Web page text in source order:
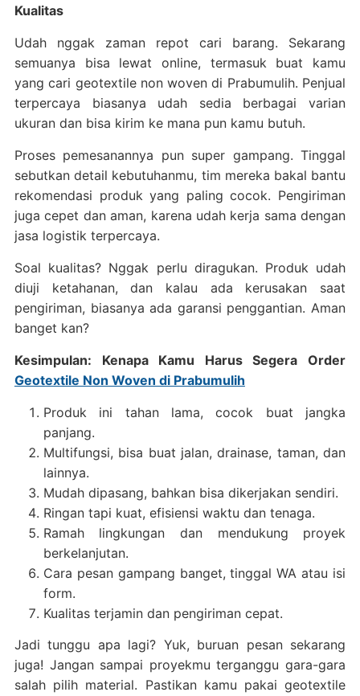
Kualitas
Udah nggak zaman repot cari barang. Sekarang
semuanya bisa lewat online, termasuk buat kamu
yang cari geotextile non woven di Prabumulih. Penjual
terpercaya biasanya udah sedia berbagai varian
ukuran dan bisa kirim ke mana pun kamu butuh.
Proses pemesanannya pun super gampang. Tinggal
sebutkan detail kebutuhanmu, tim mereka bakal bantu
rekomendasi produk yang paling cocok. Pengiriman
juga cepet dan aman, karena udah kerja sama dengan
jasa logistik terpercaya.
Soal kualitas? Nggak perlu diragukan. Produk udah
diuji ketahanan, dan kalau ada kerusakan saat
pengiriman, biasanya ada garansi penggantian. Aman
banget kan?
Kesimpulan: Kenapa Kamu Harus Segera Order
Geotextile Non Woven di Prabumulih
Produk ini tahan lama, cocok buat jangka
panjang.
Multifungsi, bisa buat jalan, drainase, taman, dan
lainnya.
Mudah dipasang, bahkan bisa dikerjakan sendiri.
Ringan tapi kuat, efisiensi waktu dan tenaga.
Ramah lingkungan dan mendukung proyek
berkelanjutan.
Cara pesan gampang banget, tinggal WA atau isi
form.
Kualitas terjamin dan pengiriman cepat.
Jadi tunggu apa lagi? Yuk, buruan pesan sekarang
juga! Jangan sampai proyekmu terganggu gara-gara
salah pilih material. Pastikan kamu pakai geotextile